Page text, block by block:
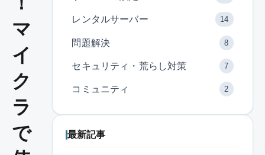
マ
イ
ク
ラ
で
レンタルサーバー 14
問題解決 8
セキュリティ・荒らし対策 7
コミュニティ 2
最新記事